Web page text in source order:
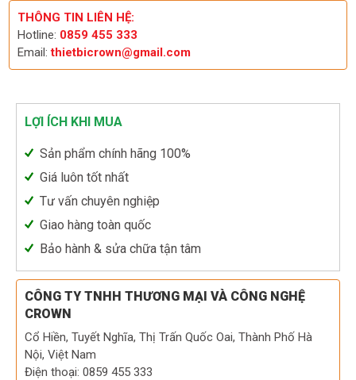
THÔNG TIN LIÊN HỆ:
Hotline: 0859 455 333
Email:thietbicrown@gmail.com
LỢI ÍCH KHI MUA
Sản phẩm chính hãng 100%
Giá luôn tốt nhất
Tư vấn chuyên nghiệp
Giao hàng toàn quốc
Bảo hành & sửa chữa tận tâm
CÔNG TY TNHH THƯƠNG MẠI VÀ CÔNG NGHỆ
CROWN
Cổ Hiền, Tuyết Nghĩa, Thị Trấn Quốc Oai, Thành Phố Hà
Nội, Việt Nam
Điện thoại: 0859 455 333